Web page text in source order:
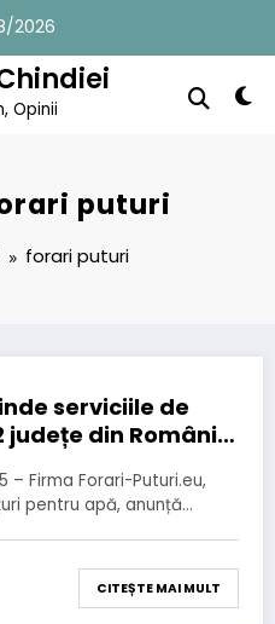
2026
Opinii
puturi
forari puturi
serviciile de
județe din România
– Firma Forari-Puturi.eu,
pentru apă, anunță…
CITEȘTE MAI MULT